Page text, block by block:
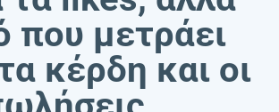
που μετράει
κέρδη και οι